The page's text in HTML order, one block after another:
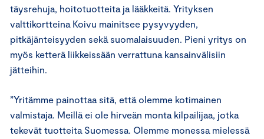
täysrehuja, hoitotuotteita ja lääkkeitä. Yrityksen
valttikortteina Koivu mainitsee pysyvyyden,
pitkäjänteisyyden sekä suomalaisuuden. Pieni yritys on
myös ketterä liikkeissään verrattuna kansainvälisiin
jätteihin.
”Yritämme painottaa sitä, että olemme kotimainen
valmistaja. Meillä ei ole hirveän monta kilpailijaa, jotka
tekevät tuotteita Suomessa. Olemme monessa mielessä